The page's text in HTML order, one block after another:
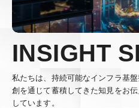
INSIGHT
私たちは、持続可能なインフラ基
創を通じて蓄積してきた知見をお
しています。